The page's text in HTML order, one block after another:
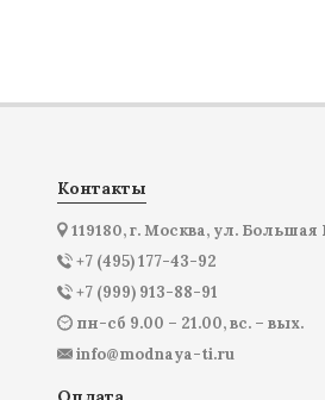
Контакты
119180, г. Москва, ул.
+7 (495) 177-43-92
+7 (999) 913-88-91
пн-сб 9.00 – 21.00, вс. – вых.
info@modnaya-ti.ru